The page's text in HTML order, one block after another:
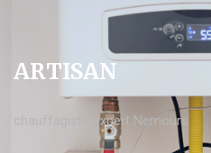
ARTISAN
chauffagiste expert Nemours